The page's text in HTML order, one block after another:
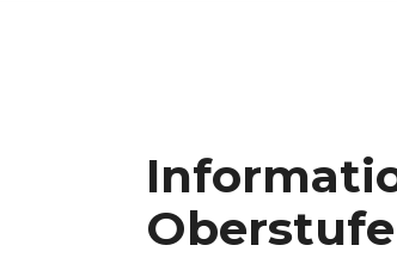
Oberstufe